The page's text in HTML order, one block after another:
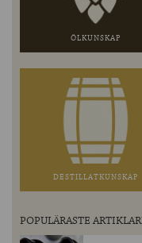
ÖLKUNSKAP
DESTILLATKUNSKAP
POPULÄRASTE